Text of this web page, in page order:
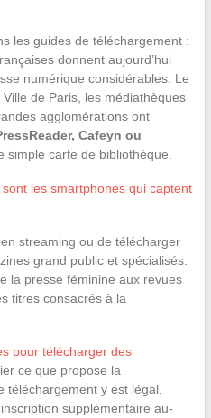
les guides de téléchargement :
donnent aujourd’hui
numérique considérables. Le
de Paris, les médiathèques
agglomérations ont
Cafeyn ou
simple carte de bibliothèque.
sont les smartphones qui captent
streaming ou de télécharger
grand public et spécialisés.
la presse féminine aux revues
titres consacrés à la
pour télécharger des
ce que propose la
téléchargement y est légal,
supplémentaire au-